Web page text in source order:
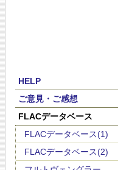
HELP
ご意見・ご感想
FLACデータベース
FLACデータベース(1)
FLACデータベース(2)